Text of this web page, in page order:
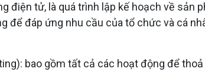
điện tử, là quá trình lập kế hoạch về sản
để đáp ứng nhu cầu của tổ chức và cá
bao gồm tất cả các hoạt động để